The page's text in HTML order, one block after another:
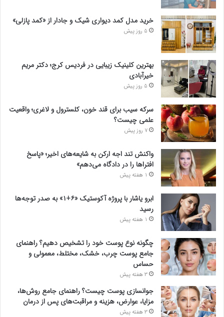
خرید مدل کمد دیواری شیک و جادار از «کمد پازلی»
5 روز پیش
بهترین کلینیک زیبایی در فردیس کرج؛ دکتر مریم
خیرآبادی
5 روز پیش
سرکه سیب برای قند خون، کلسترول و لاغری؛ واقعیت
علمی چیست؟
7 روز پیش
واکنش تند اجه ارکن به شایعه‌های اخیر؛ «پاسخ
افتراها را در دادگاه می‌دهم»
1 هفته پیش
ابرو یاشار با پروژه آکوستیک «۶+۱» به صدر توجه‌ها
رسید
1 هفته پیش
چگونه نوع پوست خود را تشخیص دهیم؟ راهنمای
جامع پوست چرب، خشک، مختلط، معمولی و
حساس
3 هفته پیش
جوانسازی پوست چیست؟ راهنمای جامع روش‌ها،
مزایا، عوارض، هزینه و مراقبت‌های پس از درمان
3 هفته پیش